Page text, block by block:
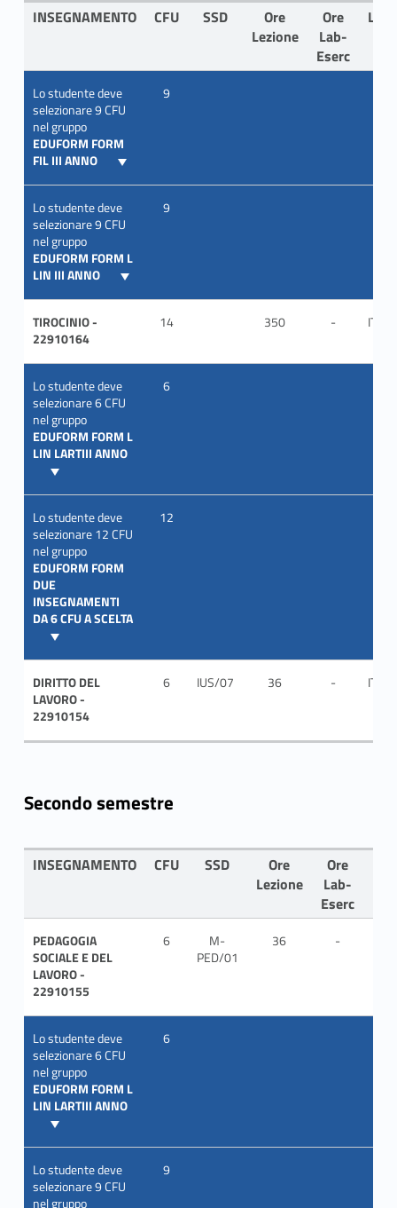
INSEGNAMENTO CFU SSD
Ore
Lezione
Ore
Lab-
Eserc
Lo studente deve
selezionare 9 CFU
nel gruppo
EDUFORM FORM
FIL III ANNO
9
Lo studente deve
selezionare 9 CFU
nel gruppo
EDUFORM FORM L
LIN III ANNO
9
TIROCINIO -
22910164
14 350 - ITA
Lo studente deve
selezionare 6 CFU
nel gruppo
EDUFORM FORM L
LIN LARTIII ANNO
6
Lo studente deve
selezionare 12 CFU
nel gruppo
EDUFORM FORM
DUE
INSEGNAMENTI
DA 6 CFU A SCELTA
12
DIRITTO DEL
LAVORO -
22910154
6 IUS/07 36 - ITA
Secondo semestre
INSEGNAMENTO CFU SSD
Ore
Lezione
Ore
Lab-
Eserc
PEDAGOGIA
SOCIALE E DEL
LAVORO -
22910155
6
M-
PED/01
36 -
Lo studente deve
selezionare 6 CFU
nel gruppo
EDUFORM FORM L
LIN LARTIII ANNO
6
Lo studente deve
selezionare 9 CFU
nel gruppo
9